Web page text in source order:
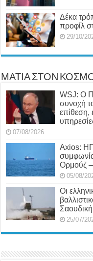
Δέκα
προφίλ
29/10/
ΜΑΤΙΑ ΣΤΟΝ
WSJ: Ο
συνοχή
επίθεση,
07/08/2026
Axios:
Ορμούζ –
05/08/
Οι
25/07/